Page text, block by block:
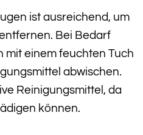
ist ausreichend, um
Bei Bedarf
mit einem feuchten Tuch
abwischen.
Reinigungsmittel, da
können.